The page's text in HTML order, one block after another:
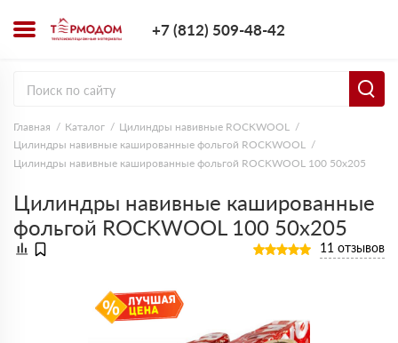
+7 (812) 509-48-42
Главная Каталог
Цилиндры навивные ROCKWOOL
Цилиндры навивные кашированные фольгой ROCKWOOL
Цилиндры навивные кашированные фольгой ROCKWOOL 100 50х205
Цилиндры навивные кашированные
фольгой ROCKWOOL 100 50х205
11 отзывов